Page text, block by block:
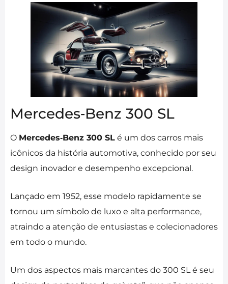
Mercedes‑Benz 300 SL
O Mercedes‑Benz 300 SL é um dos carros mais
icônicos da história automotiva, conhecido por seu
design inovador e desempenho excepcional.
Lançado em 1952, esse modelo rapidamente se
tornou um símbolo de luxo e alta performance,
atraindo a atenção de entusiastas e colecionadores
em todo o mundo.
Um dos aspectos mais marcantes do 300 SL é seu